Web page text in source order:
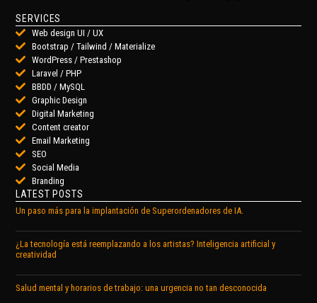
SERVICES
Web design UI / UX
Bootstrap / Tailwind / Materialize
WordPress / Prestashop
Laravel / PHP
BBDD / MySQL
Graphic Design
Digital Marketing
Content creator
Email Marketing
SEO
Social Media
Branding
LATEST POSTS
Un paso más para la implantación de Superordenadores de IA.
¿La tecnología está reemplazando a los artistas? Inteligencia artificial y
creatividad
Salud mental y horarios de trabajo: una urgencia no tan desconocida